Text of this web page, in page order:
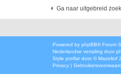
Ga naar uitgebreid
Powered by phpBB® Forum
Nederlandse vertaling door
Style proflat door ©Mazeltof
Privacy |